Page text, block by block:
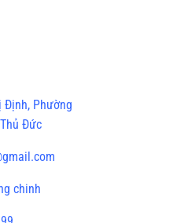
Định, Phường
Đức
chinh